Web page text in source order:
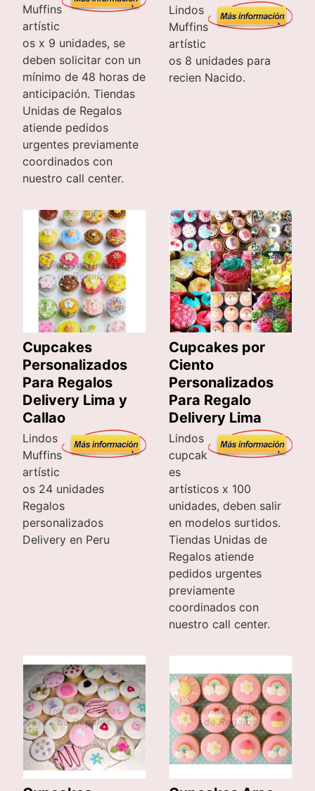
Muffins
artístic
os x 9 unidades, se
deben solicitar con un
mínimo de 48 horas de
anticipación. Tiendas
Unidas de Regalos
atiende pedidos
urgentes previamente
coordinados con
nuestro call center.
Lindos
Muffins
artístic
os 8 unidades para
recien Nacido.
Cupcakes
Personalizados
Para Regalos
Delivery Lima y
Callao
Lindos
Muffins
artístic
os 24 unidades
Regalos
personalizados
Delivery en Peru
Cupcakes por
Ciento
Personalizados
Para Regalo
Delivery Lima
Lindos
cupcak
es
artísticos x 100
unidades, deben salir
en modelos surtidos.
Tiendas Unidas de
Regalos atiende
pedidos urgentes
previamente
coordinados con
nuestro call center.